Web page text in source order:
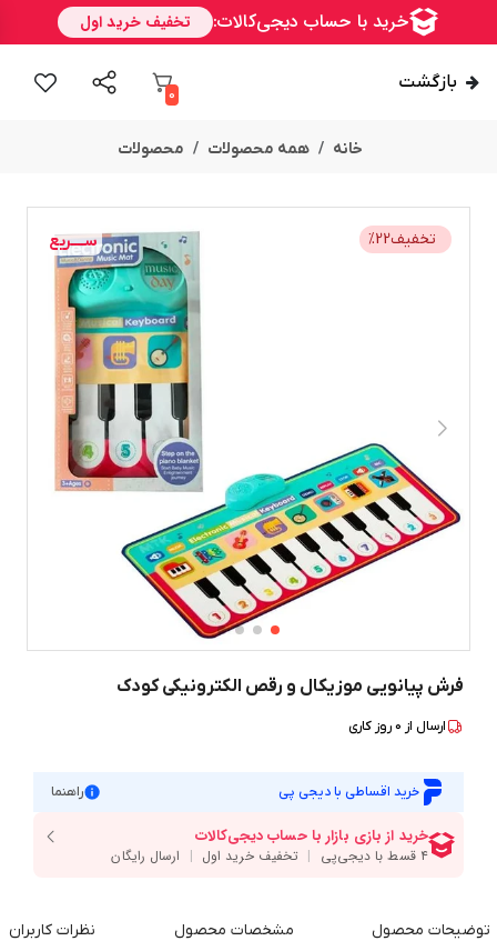
بازگشت
0
خانه همه محصولات محصولات
ســــریع تخفیف %22
فرش پیانویی موزیکال و رقص الکترونیکی کودک
ارسال از 0روز کاری
خرید اقساطی با دیجی پی راهنما
توضیحات محصول مشخصات محصول نظرات کاربران